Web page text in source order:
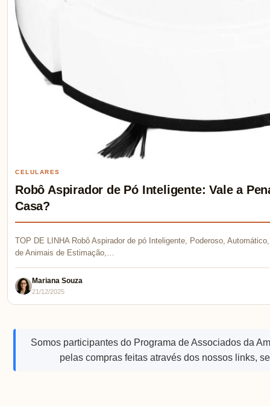
CELULARES
Robô Aspirador de Pó Inteligente: Vale a
Casa?
TOP DE LINHA Robô Aspirador de pó Inteligente, Poderoso,
de Animais de Estimação,…
Mariana Souza
21/12/2025
Somos participantes do Programa de Associados da
pelas compras feitas através dos nossos links,